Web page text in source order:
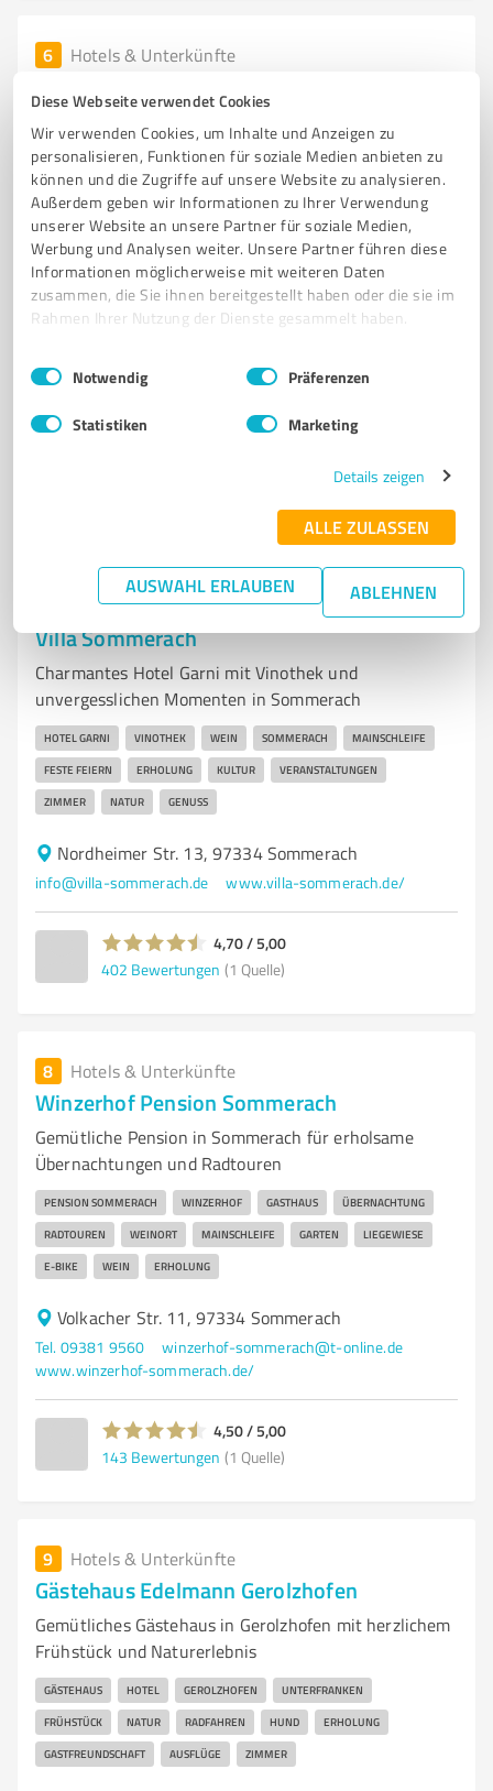
Diese Webseite verwendet Cookies
Wir verwenden Cookies, um Inhalte und Anzeigen zu
personalisieren, Funktionen für soziale Medien anbieten zu
können und die Zugriffe auf unsere Website zu analysieren.
Außerdem geben wir Informationen zu Ihrer Verwendung
unserer Website an unsere Partner für soziale Medien,
Werbung und Analysen weiter. Unsere Partner führen diese
Informationen möglicherweise mit weiteren Daten
zusammen, die Sie ihnen bereitgestellt haben oder die sie im
Rahmen Ihrer Nutzung der Dienste gesammelt haben.
Impressum Datenschutzbestimmungen
Einwilligungsauswahl
Notwendig Präferenzen
Statistiken Marketing
Details zeigen
ALLE ZULASSEN
AUSWAHL ERLAUBEN ABLEHNEN
6 Hotels & Unterkünfte
für Urlaub und Tagungen
HOTEL DETTELBACH AKZENT HOTEL FRÄNKISCHE KÜCHE TAGUNGEN
WELLNESSBEREICH FREIZEITAKTIVITÄTEN WEINREGION
NICHTRAUCHERZIMMER KOMFORTABLE UNTERKÜNFTE
HISTORISCHE SEHENSWÜRDIGKEITEN ROMANTISCHER WINZERORT
FAMILIENURLAUB
Falterstraße 2, 97337 Dettelbach
Tel. 09324 97230
gruener-baum-dettelbach.de/
Hotels & Unterkünfte
Villa Sommerach
Charmantes Hotel Garni mit Vinothek und
unvergesslichen Momenten in Sommerach
HOTEL GARNI VINOTHEK WEIN SOMMERACH MAINSCHLEIFE
FESTE FEIERN ERHOLUNG KULTUR VERANSTALTUNGEN
ZIMMER NATUR GENUSS
Nordheimer Str. 13, 97334 Sommerach
info@villa-sommerach.de www.villa-sommerach.de/
4,70 / 5,00
402 Bewertungen (1 Quelle)
8 Hotels & Unterkünfte
Winzerhof Pension Sommerach
Gemütliche Pension in Sommerach für erholsame
Übernachtungen und Radtouren
PENSION SOMMERACH WINZERHOF GASTHAUS ÜBERNACHTUNG
RADTOUREN WEINORT MAINSCHLEIFE GARTEN LIEGEWIESE
E-BIKE WEIN ERHOLUNG
Volkacher Str. 11, 97334 Sommerach
Tel. 09381 9560
winzerhof-sommerach@t-online.de
www.winzerhof-sommerach.de/
4,50 / 5,00
143 Bewertungen (1 Quelle)
9 Hotels & Unterkünfte
Gästehaus Edelmann Gerolzhofen
Gemütliches Gästehaus in Gerolzhofen mit herzlichem
Frühstück und Naturerlebnis
GÄSTEHAUS HOTEL GEROLZHOFEN UNTERFRANKEN
FRÜHSTÜCK NATUR RADFAHREN HUND ERHOLUNG
GASTFREUNDSCHAFT AUSFLÜGE ZIMMER